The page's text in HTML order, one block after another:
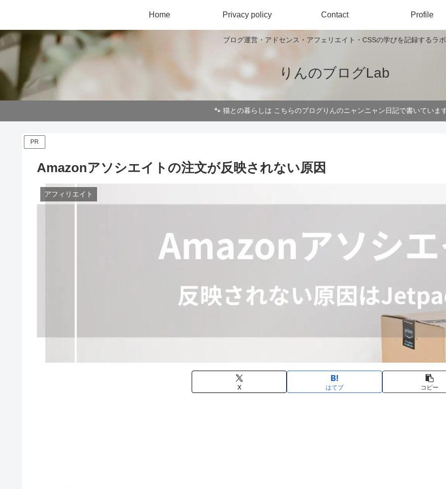
ブログ運営・アドセンス・アフェリエイト・CSSの学びを記録するラボ
りんのブログLab
Home Privacy policy Contact Profile
🐾 猫との暮らしは こちらのブログりんのニャンニャン日記で書いていま
PR
Amazonアソシエイトの注文が反映されない原因
アフィリエイト
X はてブ コピー